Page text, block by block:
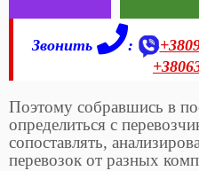
Звонить :
Поэтому собравшись в
определиться с
сопоставлять,
перевозок от разных